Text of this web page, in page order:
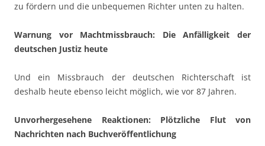
zu fördern und die unbequemen Richter unten zu halten.
Warnung vor Machtmissbrauch: Die Anfälligkeit der
deutschen Justiz heute
Und ein Missbrauch der deutschen Richterschaft ist
deshalb heute ebenso leicht möglich, wie vor 87 Jahren.
Unvorhergesehene Reaktionen: Plötzliche Flut von
Nachrichten nach Buchveröffentlichung